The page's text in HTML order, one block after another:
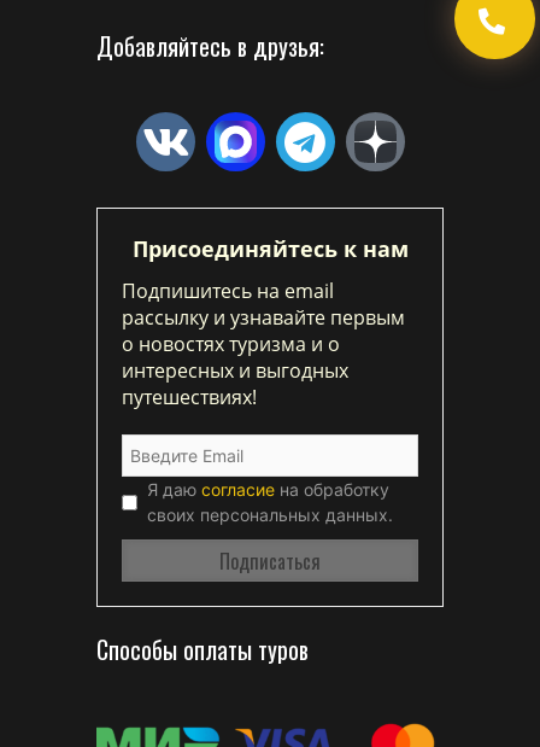
Добавляйтесь в друзья:
Присоединяйтесь к нам
Подпишитесь на email
рассылку и узнавайте первым
о новостях туризма и о
интересных и выгодных
путешествиях!
Я даю согласие на обработку
своих персональных данных.
Способы оплаты туров